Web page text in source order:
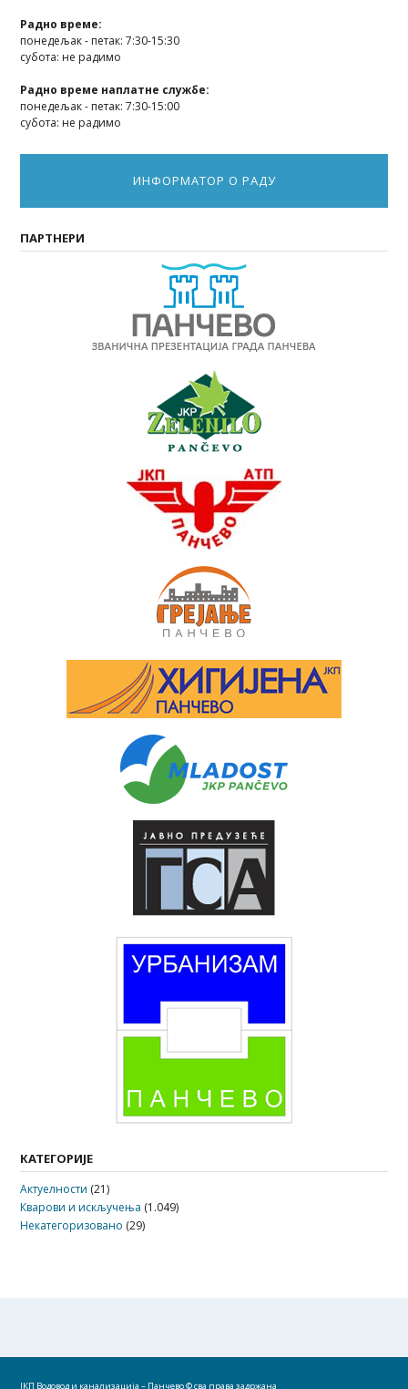
Радно време:
понедељак - петак: 7:30-15:30
субота: не радимо
Радно време наплатне службе:
понедељак - петак: 7:30-15:00
субота: не радимо
ИНФОРМАТОР О РАДУ
ПАРТНЕРИ
КАТЕГОРИЈЕ
Актуелности (21)
Кварови и искључења (1.049)
Некатегоризовано (29)
ЈКП Водовод и канализација – Панчево© сва права задржана